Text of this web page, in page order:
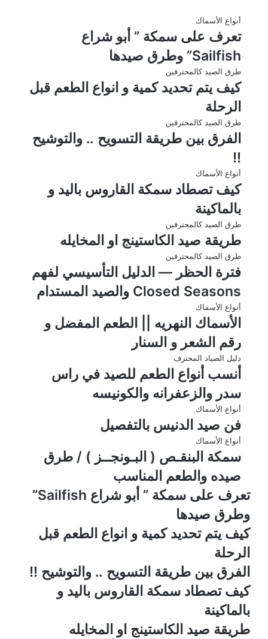
أنواع الأسماك
تعرف على سمكة ” أبو شراع
Sailfish” وطرق صيدها
طرق الصيد كالمحترفين
كيف يتم تحديد كمية و انواع الطعم قبل
الرحلة
طرق الصيد كالمحترفين
الفرق بين طريقة التسويح .. والتوشيح
!!
أنواع الأسماك
كيف تصطاد سمكة القاروس باليد و
بالماكينة
طرق الصيد كالمحترفين
طريقة صيد الكاستينج او المخايله
طرق الصيد كالمحترفين
فترة الحظر — الدليل التأسيسي لفهم
Closed Seasons والصيد المستدام
أنواع الأسماك
الأسماك النهريه || الطعم المفضل و
رقم الشعر و السنار
دليل الصياد المحترف
أنسب أنواع الطعم للصيد في راس
سدر والزعفرانه والكونيسه
أنواع الأسماك
فن صيد الدنيس بالتفصيل
أنواع الأسماك
سمكة البنقـص ( البـونجــز ) / طرق
صيده والطعم المناسب
تعرف على سمكة ” أبو شراع Sailfish”
وطرق صيدها
كيف يتم تحديد كمية و انواع الطعم قبل
الرحلة
الفرق بين طريقة التسويح .. والتوشيح !!
كيف تصطاد سمكة القاروس باليد و
بالماكينة
طريقة صيد الكاستينج او المخايله